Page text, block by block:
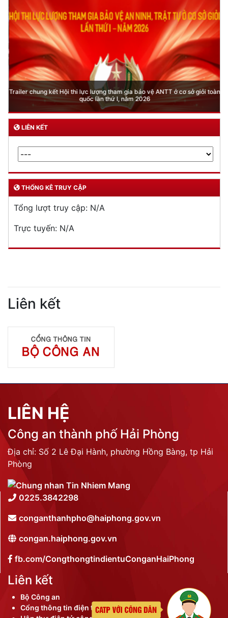
Trailer chung kết Hội thi lực lượng tham gia bảo vệ ANTT ở cơ sở giỏi toàn
quốc lần thứ I, năm 2026
LIÊN KẾT
THỐNG KÊ TRUY CẬP
Tổng lượt truy cập: N/A
Trực tuyến: N/A
Liên kết
LIÊN HỆ
Công an thành phố Hải Phòng
Địa chỉ: Số 2 Lê Đại Hành, phường Hồng Bàng, tp Hải
Phòng
0225.3842298
conganthanhpho@haiphong.gov.vn
congan.haiphong.gov.vn
fb.com/CongthongtindientuConganHaiPhong
Liên kết
Bộ Công an
Cổng thông tin điện tử thành phố